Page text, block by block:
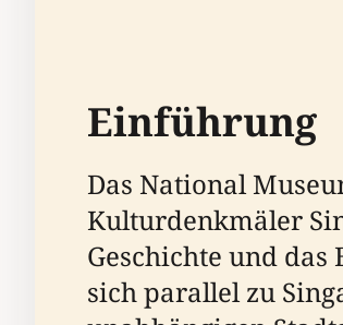
Einführung
Das National
Kulturdenkmäler
Geschichte und
sich parallel zu